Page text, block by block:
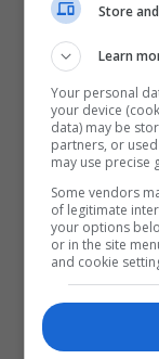
Elvis Rexhbeçaj
Wolfsburg
Store
Learn
Your personal
your device
data) may be
partners, or
may use precise
Some vendors
of legitimate
your options
or in the site
and cookie